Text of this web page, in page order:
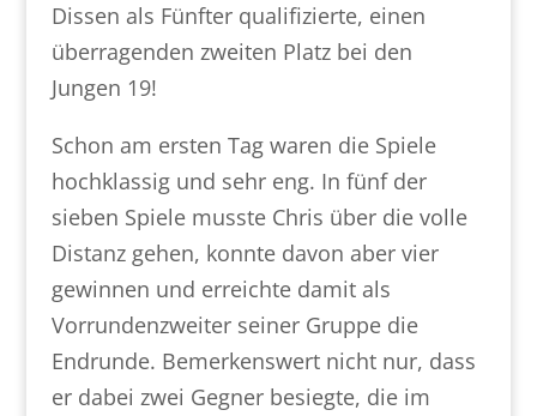
Dissen als Fünfter qualifizierte, einen
überragenden zweiten Platz bei den
Jungen 19!
Schon am ersten Tag waren die Spiele
hochklassig und sehr eng. In fünf der
sieben Spiele musste Chris über die volle
Distanz gehen, konnte davon aber vier
gewinnen und erreichte damit als
Vorrundenzweiter seiner Gruppe die
Endrunde. Bemerkenswert nicht nur, dass
er dabei zwei Gegner besiegte, die im